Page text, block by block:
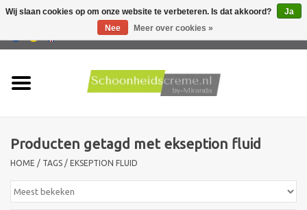
Producten
Huidproblemen
Producten getagd met ekseption fluid
HOME / TAGS / EKSEPTION FLUID
Wij slaan cookies op om onze website te verbeteren. Is dat akkoord?
Ja
Nee
Meer over cookies »